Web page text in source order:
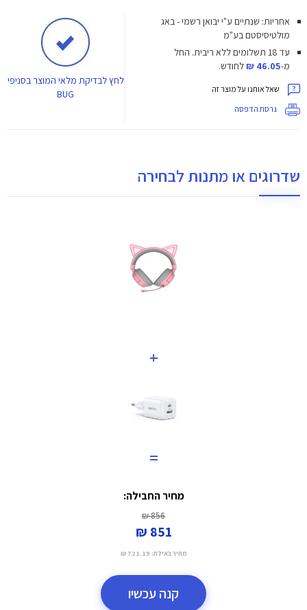
אחריות: שנתיים ע"י יבואן רשמי - באג
מולטיסיסטם בע"מ
עד 18 תשלומים ללא ריבית.
החל
מ-46.05 ₪ לחודש.
שאל אותנו על מוצר זה
גרסת הדפסה
לחץלבדיקת מלאי המוצר בסניפי
BUG
שדרוגים או מתנות לבחירה
+
=
מחיר החבילה:
856 ₪
851 ₪
מחיר באילת: 721.19 ₪
קנה עכשיו